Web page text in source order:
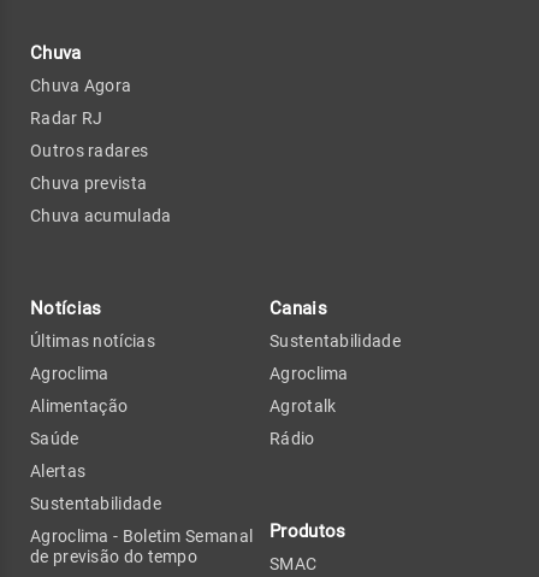
Chuva
Chuva Agora
Radar RJ
Outros radares
Chuva prevista
Chuva acumulada
Notícias
Últimas notícias
Agroclima
Alimentação
Saúde
Alertas
Sustentabilidade
Agroclima - Boletim Semanal
de previsão do tempo
Canais
Sustentabilidade
Agroclima
Agrotalk
Rádio
Produtos
SMAC